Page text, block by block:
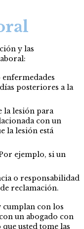
y las
posteriores a la
la lesión para
con un
la lesión está
ejemplo, si un
o responsabilidad
reclamación.
cumplan con los
un abogado con
usted tome las